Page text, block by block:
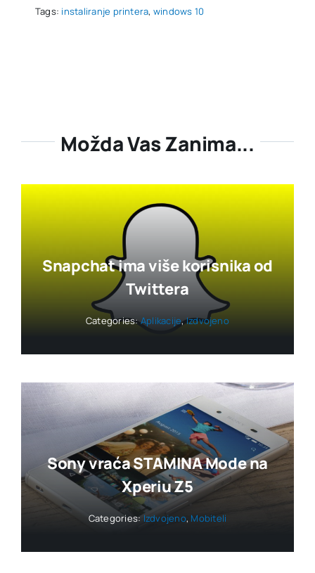
Tags: instaliranje printera, windows 10
Možda Vas Zanima...
Snapchat ima više korisnika od
Twittera
Categories:Aplikacije,Izdvojeno
Sony vraća STAMINA Mode na
Xperiu Z5
Categories:Izdvojeno, Mobiteli